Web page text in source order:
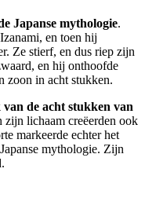
Japanse mythologie.
en toen hij
Ze stierf, en dus riep zijn
en hij onthoofde
zoon in acht stukken.
de acht stukken van
zijn lichaam creëerden ook
markeerde echter het
mythologie. Zijn